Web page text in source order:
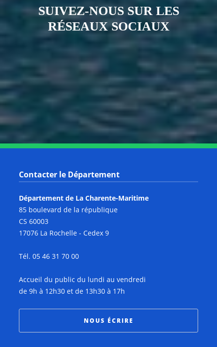
SUIVEZ-NOUS SUR LES
RÉSEAUX SOCIAUX
Notre page Instagram
Notre page Facebook
Notre page XNotre page Tiktok
Notre page Youtube
Contacter le Département
Département de La Charente-Maritime
85 boulevard de la république
CS 60003
17076 La Rochelle - Cedex 9
Tél. 05 46 31 70 00
Accueil du public du lundi au vendredi
de 9h à 12h30 et de 13h30 à 17h
NOUS ÉCRIRE